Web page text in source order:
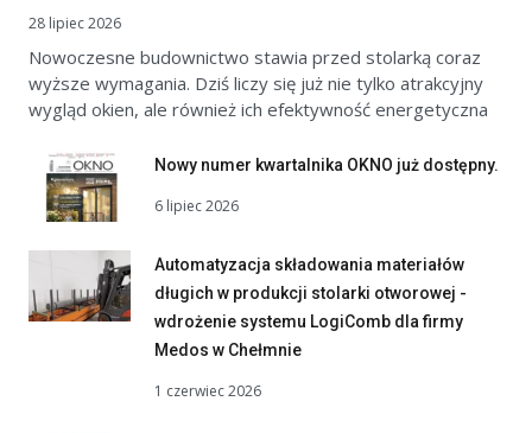
28 lipiec 2026
Nowoczesne budownictwo stawia przed stolarką coraz
wyższe wymagania. Dziś liczy się już nie tylko atrakcyjny
wygląd okien, ale również ich efektywność energetyczna
Nowy numer kwartalnika OKNO już dostępny.
6 lipiec 2026
Automatyzacja składowania materiałów
długich w produkcji stolarki otworowej -
wdrożenie systemu LogiComb dla firmy
Medos w Chełmnie
1 czerwiec 2026